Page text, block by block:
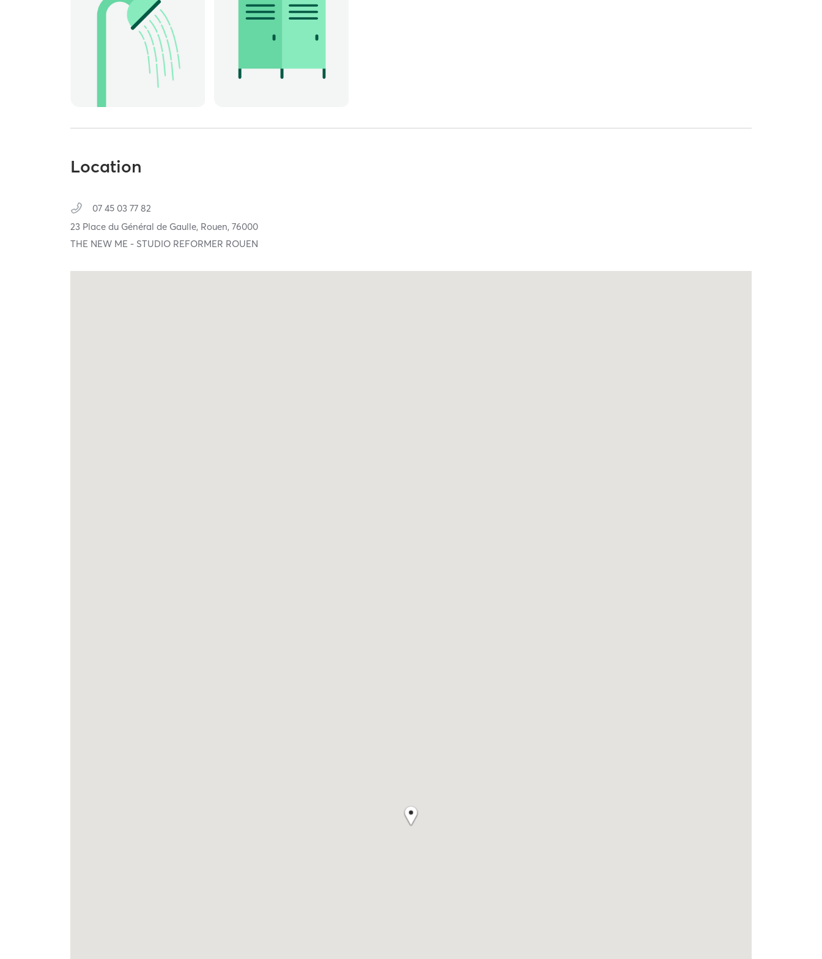
Location
07 45 03 77 82
23 Place du Général de Gaulle, Rouen,76000
THE NEW ME - STUDIO REFORMER ROUEN